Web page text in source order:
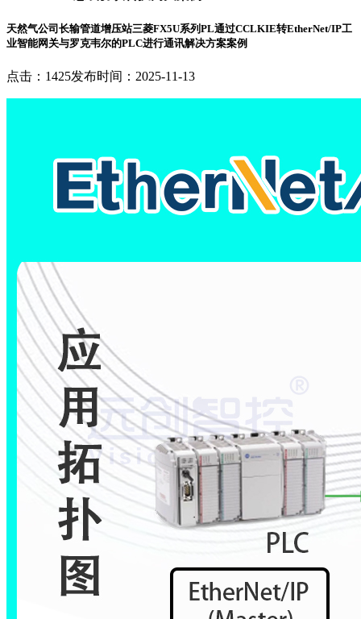
天然气公司长输管道增压站三菱FX5U系列PL通过CCLKIE转EtherNet/IP工
业智能网关与罗克韦尔的PLC进行通讯解决方案案例
点击：1425发布时间：2025-11-13